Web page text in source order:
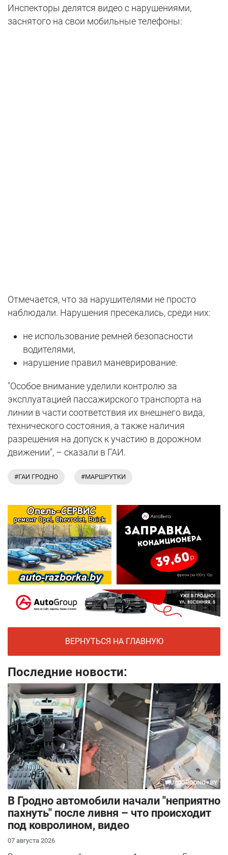
Инспекторы делятся видео с нарушениями,
заснятого на свои мобильные телефоны:
Отмечается, что за нарушителями не просто
наблюдали. Нарушения пресекались, среди них:
не использование ремней безопасности
водителями,
нарушение правил маневрирование.
"Особое внимание уделили контролю за
эксплуатацией пассажирского транспорта на
линии в части соответствия их внешнего вида,
технического состояния, а также наличия
разрешения на допуск к участию в дорожном
движении", – сказали в ГАИ.
#ГАИ ГРОДНО #МАРШРУТКИ
ВЕРНУТЬСЯ НА ГЛАВНУЮ
Последние новости:
В Гродно автомобили начали "неприятно
пахнуть" после ливня – что происходит
под ковролином, видео
07 августа 2026